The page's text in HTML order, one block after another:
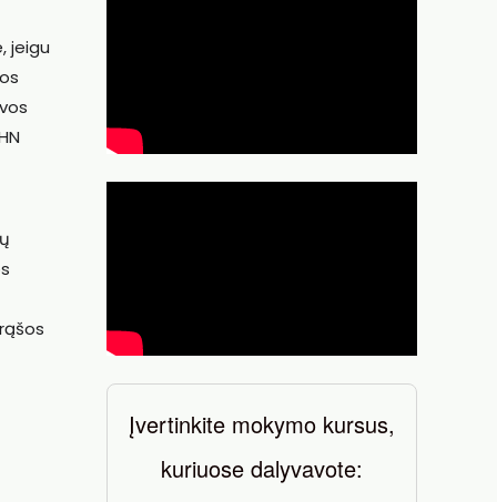
jeigu
Įvertinkite mokymo kursus,
kuriuose dalyvavote: